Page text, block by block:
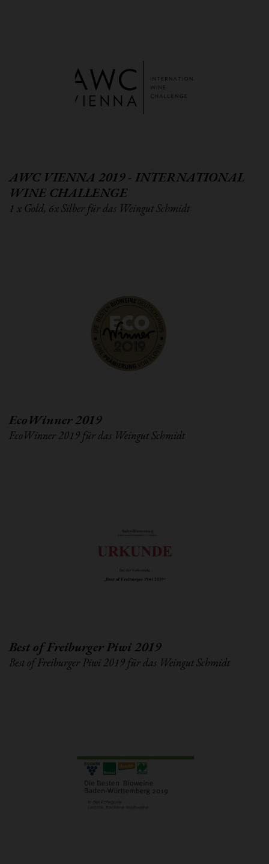
AWC VIENNA 2019 - INTERNATIONAL
WINE CHALLENGE
1 x Gold, 6x Silber für das Weingut Schmidt
EcoWinner 2019
EcoWinner 2019 für das Weingut Schmidt
Best of Freiburger Piwi 2019
Best of Freiburger Piwi 2019 für das Weingut Schmidt